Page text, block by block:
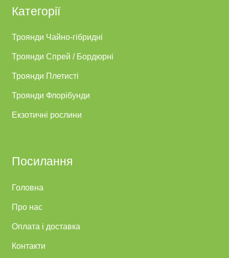
Категорії
Троянди Чайно-гібридні
Троянди Спрей / Бордюрні
Троянди Плетисті
Троянди Флорібунди
Екзотичні рослини
Посилання
Головна
Про нас
Оплата і доставка
Контакти